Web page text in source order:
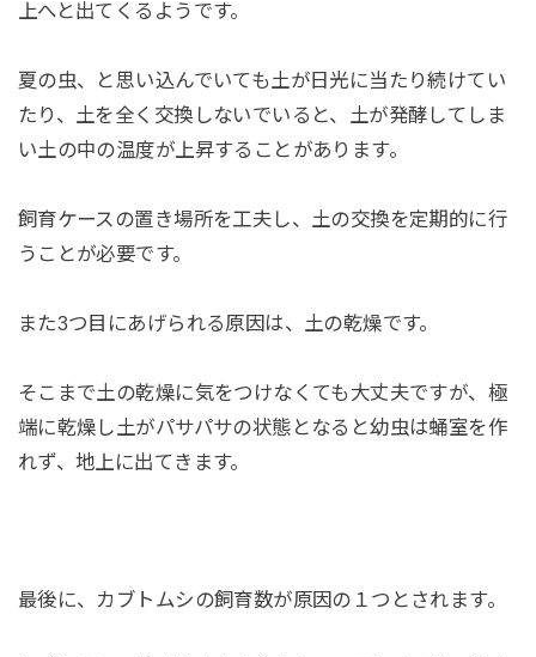
上へと出てくるようです。
夏の虫、と思い込んでいても土が日光に当たり続けてい
たり、土を全く交換しないでいると、土が発酵してしま
い土の中の温度が上昇することがあります。
飼育ケースの置き場所を工夫し、土の交換を定期的に行
うことが必要です。
また3つ目にあげられる原因は、土の乾燥です。
そこまで土の乾燥に気をつけなくても大丈夫ですが、極
端に乾燥し土がパサパサの状態となると幼虫は蛹室を作
れず、地上に出てきます。
最後に、カブトムシの飼育数が原因の１つとされます。